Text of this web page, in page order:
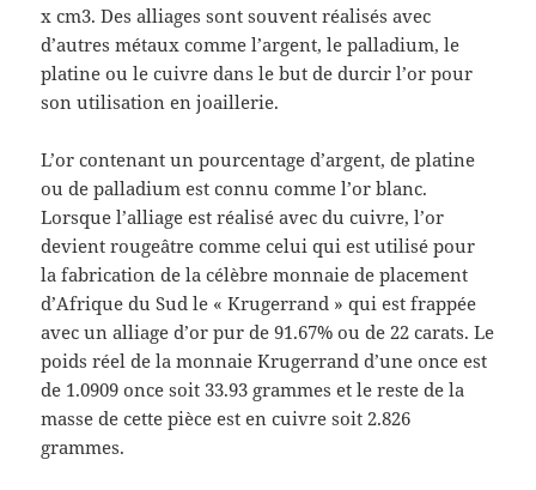
x cm3. Des alliages sont souvent réalisés avec
d’autres métaux comme l’argent, le palladium, le
platine ou le cuivre dans le but de durcir l’or pour
son utilisation en joaillerie.
L’or contenant un pourcentage d’argent, de platine
ou de palladium est connu comme l’or blanc.
Lorsque l’alliage est réalisé avec du cuivre, l’or
devient rougeâtre comme celui qui est utilisé pour
la fabrication de la célèbre monnaie de placement
d’Afrique du Sud le « Krugerrand » qui est frappée
avec un alliage d’or pur de 91.67% ou de 22 carats. Le
poids réel de la monnaie Krugerrand d’une once est
de 1.0909 once soit 33.93 grammes et le reste de la
masse de cette pièce est en cuivre soit 2.826
grammes.